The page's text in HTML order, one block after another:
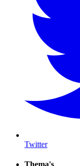
Twitter
Thema's